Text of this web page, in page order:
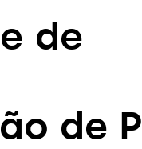
e de
ão de P